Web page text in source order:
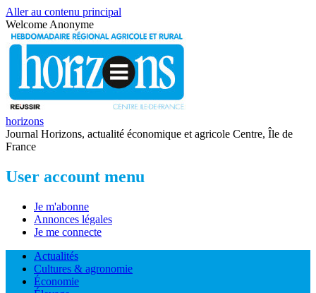
Aller au contenu principal
Welcome Anonyme
horizons
Journal Horizons, actualité économique et agricole Centre, Île de
France
User account menu
Je m'abonne
Annonces légales
Je me connecte
Actualités
Cultures & agronomie
Économie